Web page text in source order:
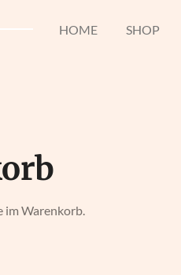
HOME SHOP
im Warenkorb.